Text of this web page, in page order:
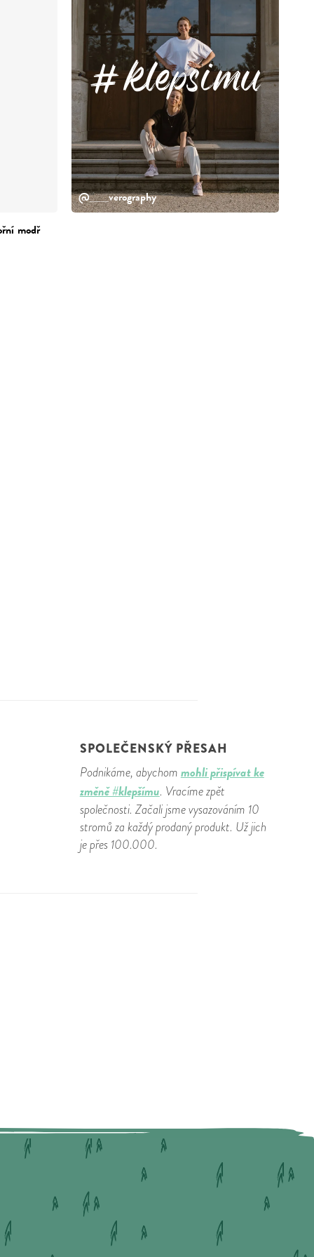
modř
klepsimu
@___verography
SPOLEČENSKÝ PŘESAH
Podnikáme, abychom mohli přispívat ke
změně #klepšímu. Vracíme zpět
společnosti. Začali jsme vysazováním 10
stromů za každý prodaný produkt. Už jich
je přes 100.000.